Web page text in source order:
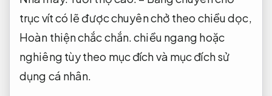
trục vít có lẽ được chuyên chở theo chiều dọc,
Hoàn thiện chắc chắn.chiều ngang hoặc
nghiêng tùy theo mục đích và mục đích sử
dụng cá nhân.